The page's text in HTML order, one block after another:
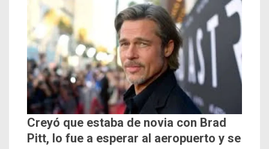
Creyó que estaba de novia con Brad
Pitt, lo fue a esperar al aeropuerto y se